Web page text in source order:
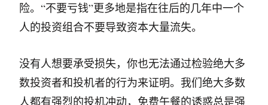
险。“不要亏钱”更多地是指在往后的几年中一个
人的投资组合不要导致资本大量流失。
没有人想要承受损失，你也无法通过检验绝大多
数投资者和投机者的行为来证明。我们绝大多数
人都有强烈的投机冲动，免费午餐的诱惑总是强